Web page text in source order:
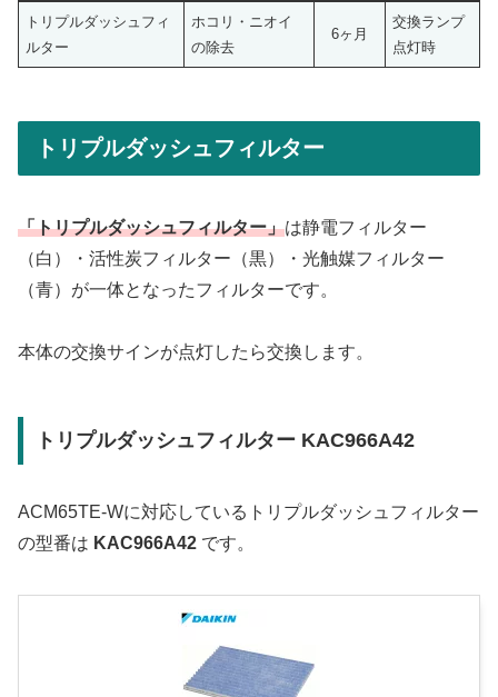
トリプルダッシュフィ
ルター
ホコリ・ニオイ
の除去
6ヶ月
交換ランプ
点灯時
トリプルダッシュフィルター
「トリプルダッシュフィルター」は静電フィルター
（白）・活性炭フィルター（黒）・光触媒フィルター
（青）が一体となったフィルターです。
本体の交換サインが点灯したら交換します。
トリプルダッシュフィルター KAC966A42
ACM65TE-Wに対応しているトリプルダッシュフィルター
の型番は KAC966A42 です。